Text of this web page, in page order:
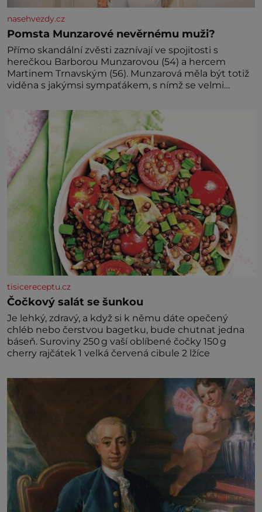
nasehvezdy.cz
Pomsta Munzarové nevěrnému muži?
Přímo skandální zvěsti zaznívají ve spojitosti s
herečkou Barborou Munzarovou (54) a hercem
Martinem Trnavským (56). Munzarová měla být totiž
viděna s jakýmsi sympaťákem, s nímž se velmi
tisicereceptu.cz
Čočkový salát se šunkou
Je lehký, zdravý, a když si k němu dáte opečený
chléb nebo čerstvou bagetku, bude chutnat jedna
báseň. Suroviny 250 g vaší oblíbené čočky 150 g
cherry rajčátek 1 velká červená cibule 2 lžíce